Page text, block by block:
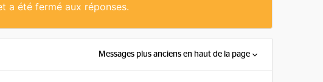
a été fermé aux réponses.
Messages plus anciens en haut de la page